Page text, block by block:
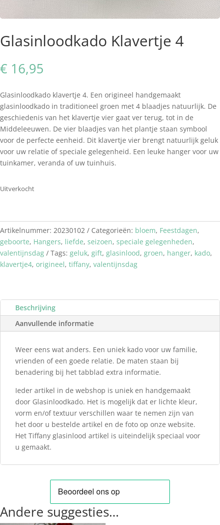
Glasinloodkado Klavertje 4
€ 16,95
Glasinloodkado klavertje 4. Een origineel handgemaakt
glasinloodkado in traditioneel groen met 4 blaadjes natuurlijk. De
geschiedenis van het klavertje vier gaat ver terug, tot in de
Middeleeuwen. De vier blaadjes van het plantje staan symbool
voor de perfecte eenheid. Dit klavertje vier brengt natuurlijk geluk
voor uw relatie of speciale gelegenheid. Een leuke hanger voor uw
tuinkamer, veranda of uw tuinhuis.
Uitverkocht
Artikelnummer: 20230102 Categorieën: bloem, Feestdagen,
geboorte, Hangers, liefde, seizoen, speciale gelegenheden,
valentijnsdag
Tags: geluk, gift, glasinlood, groen, hanger, kado,
klavertje4, origineel, tiffany, valentijnsdag
Beschrijving
Aanvullende informatie
Weer eens wat anders. Een uniek kado voor uw familie,
vrienden of een goede relatie. De maten staan bij
benadering bij het tabblad extra informatie.
Ieder artikel in de webshop is uniek en handgemaakt
door Glasinloodkado. Het is mogelijk dat er lichte kleur,
vorm en/of textuur verschillen waar te nemen zijn van
het door u bestelde artikel en de foto op onze website.
Het Tiffany glasinlood artikel is uiteindelijk speciaal voor
u gemaakt.
Andere suggesties…